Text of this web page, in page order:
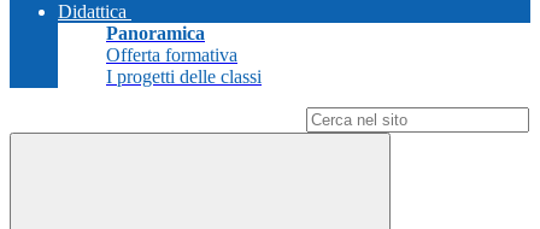
Didattica
Panoramica
Offerta formativa
I progetti delle classi